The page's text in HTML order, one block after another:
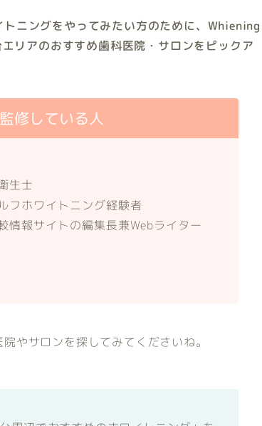
ニングをやってみたい方のために、Whiening
リアのおすすめ歯科医院・サロンをピックア
修している人
生士
フホワイトニング経験者
情報サイトの編集長兼Webライター
やサロンを探してみてくださいね。